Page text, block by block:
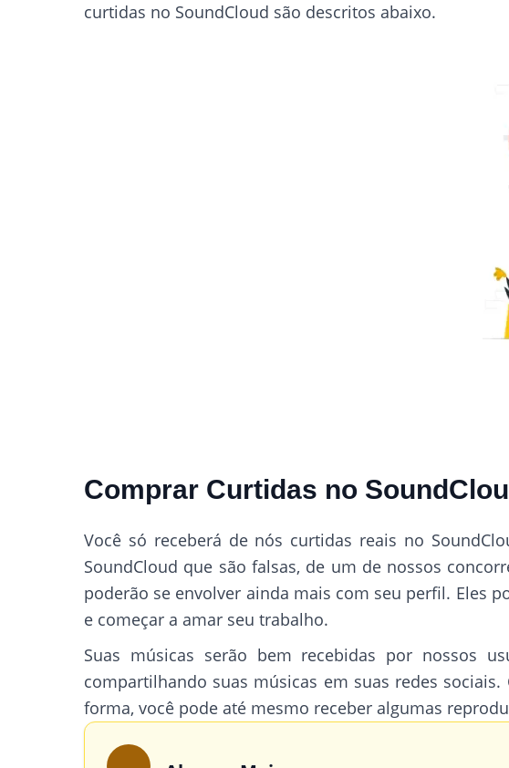
curtidas no SoundCloud são descritos abaixo.
Comprar Curtidas no
Você só receberá de nós curtidas reais no
SoundCloud que são falsas, de um de nossos
poderão se envolver ainda mais com seu perfil. Eles
e começar a amar seu trabalho.
Suas músicas serão bem recebidas por nossos
compartilhando suas músicas em suas redes
forma, você pode até mesmo receber algumas